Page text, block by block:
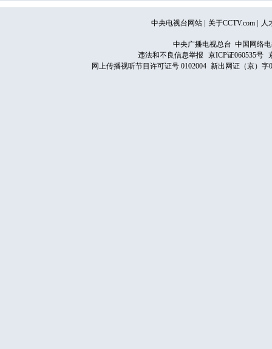
中央电视台网站 关于CCTV.com 人
中央广播电视总台 中国网络
违法和不良信息举报
京ICP证060535号
网上传播视听节目许可证号 0102004 新出网证（京）